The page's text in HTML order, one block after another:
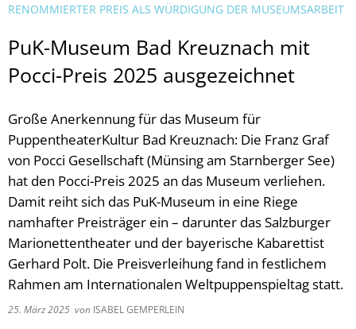
RENOMMIERTER PREIS ALS WÜRDIGUNG DER MUSEUMSARBEIT
PuK-Museum Bad Kreuznach mit
Pocci-Preis 2025 ausgezeichnet
Große Anerkennung für das Museum für
PuppentheaterKultur Bad Kreuznach: Die Franz Graf
von Pocci Gesellschaft (Münsing am Starnberger See)
hat den Pocci-Preis 2025 an das Museum verliehen.
Damit reiht sich das PuK-Museum in eine Riege
namhafter Preisträger ein – darunter das Salzburger
Marionettentheater und der bayerische Kabarettist
Gerhard Polt. Die Preisverleihung fand in festlichem
Rahmen am Internationalen Weltpuppenspieltag statt.
25. März 2025 von ISABEL GEMPERLEIN